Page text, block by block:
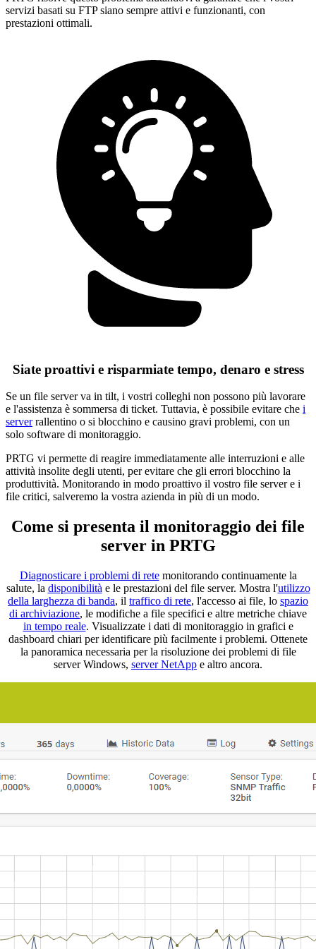
servizi basati su FTP siano sempre attivi e funzionanti, con
prestazioni ottimali.
Siate proattivi e risparmiate tempo, denaro e stress
Se un file server va in tilt, i vostri colleghi non possono più lavorare
e l'assistenza è sommersa di ticket. Tuttavia, è possibile evitare che i
serverrallentino o si blocchino e causino gravi problemi, con un
solo software di monitoraggio.
PRTG vi permette di reagire immediatamente alle interruzioni e alle
attività insolite degli utenti, per evitare che gli errori blocchino la
produttività. Monitorando in modo proattivo il vostro file server e i
file critici, salveremo la vostra azienda in più di un modo.
Come si presenta il monitoraggio dei file
server in PRTG
Diagnosticare i problemi di retemonitorando continuamente la
salute, la disponibilità e le prestazioni del file server. Mostra l'utilizzo
della larghezza di banda, il traffico di rete, l'accesso ai file, lo spazio
di archiviazione, le modifiche a file specifici e altre metriche chiave
in tempo reale. Visualizzate i dati di monitoraggio in grafici e
dashboard chiari per identificare più facilmente i problemi. Ottenete
la panoramica necessaria per la risoluzione dei problemi di file
server Windows, server NetApp e altro ancora.